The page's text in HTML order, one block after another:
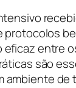
protocolos
eficaz entre
são
ambiente de